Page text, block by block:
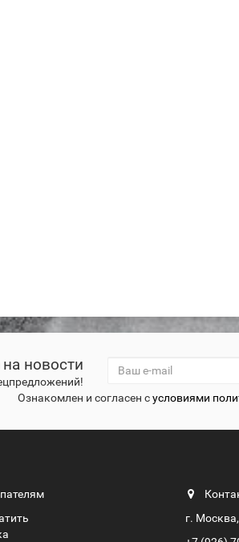
новости
Ознакомлен и согласен сусловиями
г.